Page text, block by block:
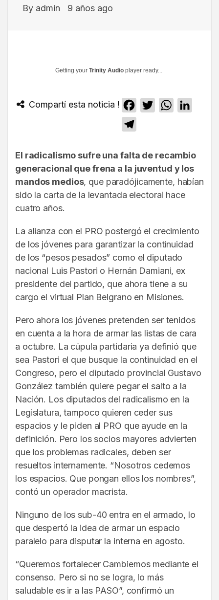
By admin 9 años ago
Getting your Trinity Audio player ready...
Compartí esta noticia ! Facebook
TwitterWhatsApp
El radicalismo sufre una falta de recambio
generacional que frena a la juventud y los
mandos medios, que paradójicamente, habían
sido la carta de la levantada electoral hace
cuatro años.
La alianza con el PRO postergó el crecimiento
de los jóvenes para garantizar la continuidad
de los “pesos pesados” como el diputado
nacional Luis Pastori o Hernán Damiani, ex
presidente del partido, que ahora tiene a su
cargo el virtual Plan Belgrano en Misiones.
Pero ahora los jóvenes pretenden ser tenidos
en cuenta a la hora de armar las listas de cara
a octubre. La cúpula partidaria ya definió que
sea Pastori el que busque la continuidad en el
Congreso, pero el diputado provincial Gustavo
González también quiere pegar el salto a la
Nación. Los diputados del radicalismo en la
Legislatura, tampoco quieren ceder sus
espacios y le piden al PRO que ayude en la
definición. Pero los socios mayores advierten
que los problemas radicales, deben ser
resueltos internamente. “Nosotros cedemos
los espacios. Que pongan ellos los nombres”,
contó un operador macrista.
Ninguno de los sub-40 entra en el armado, lo
que despertó la idea de armar un espacio
paralelo para disputar la interna en agosto.
“Queremos fortalecer Cambiemos mediante el
consenso. Pero si no se logra, lo más
saludable es ir a las PASO”, confirmó un